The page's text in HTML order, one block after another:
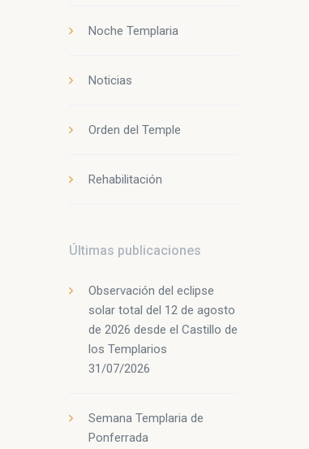
Noche Templaria
Noticias
Orden del Temple
Rehabilitación
Últimas publicaciones
Observación del eclipse
solar total del 12 de agosto
de 2026 desde el Castillo de
los Templarios
31/07/2026
Semana Templaria de
Ponferrada